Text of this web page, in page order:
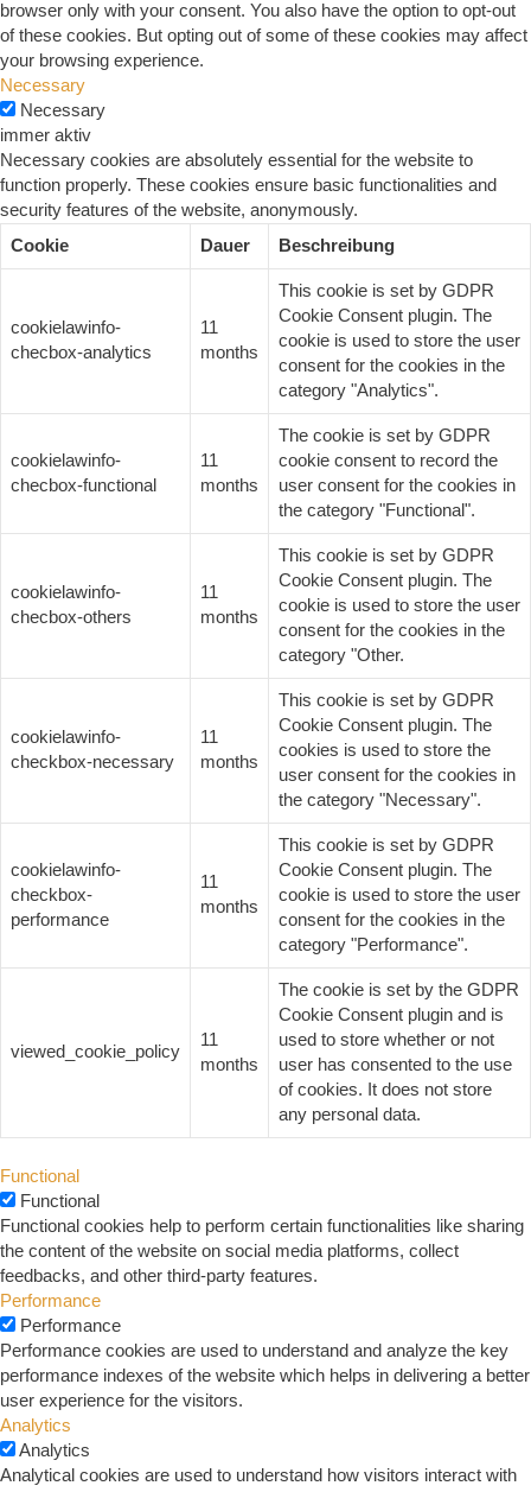
browser only with your consent. You also have the option to opt-out
of these cookies. But opting out of some of these cookies may affect
your browsing experience.
Necessary
Necessary
immer aktiv
Necessary cookies are absolutely essential for the website to
function properly. These cookies ensure basic functionalities and
security features of the website, anonymously.
Cookie
Dauer Beschreibung
cookielawinfo-
checbox-analytics
11
months
This cookie is set by GDPR
Cookie Consent plugin. The
cookie is used to store the user
consent for the cookies in the
category "Analytics".
cookielawinfo-
checbox-functional
11
months
The cookie is set by GDPR
cookie consent to record the
user consent for the cookies in
the category "Functional".
cookielawinfo-
checbox-others
11
months
This cookie is set by GDPR
Cookie Consent plugin. The
cookie is used to store the user
consent for the cookies in the
category "Other.
cookielawinfo-
checkbox-necessary
11
months
This cookie is set by GDPR
Cookie Consent plugin. The
cookies is used to store the
user consent for the cookies in
the category "Necessary".
cookielawinfo-
checkbox-
performance
11
months
This cookie is set by GDPR
Cookie Consent plugin. The
cookie is used to store the user
consent for the cookies in the
category "Performance".
viewed_cookie_policy
11
months
The cookie is set by the GDPR
Cookie Consent plugin and is
used to store whether or not
user has consented to the use
of cookies. It does not store
any personal data.
Functional
Functional
Functional cookies help to perform certain functionalities like sharing
the content of the website on social media platforms, collect
feedbacks, and other third-party features.
Performance
Performance
Performance cookies are used to understand and analyze the key
performance indexes of the website which helps in delivering a better
user experience for the visitors.
Analytics
Analytics
Analytical cookies are used to understand how visitors interact with